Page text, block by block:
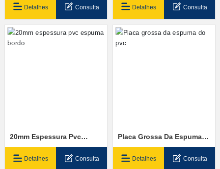
Detalhes Consulta
Enfrentou Espuma Placa
Preço Fornecedores
Detalhes Consulta
20mm Espessura Pvc
Espuma Bordo
Detalhes Consulta
Placa Grossa Da Espuma
Do Pvc
Detalhes Consulta